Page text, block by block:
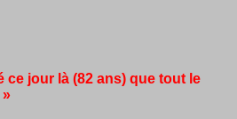
ce jour là (82 ans) que tout le
»